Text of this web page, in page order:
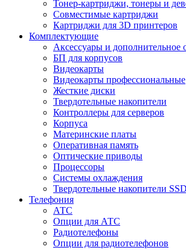
Тонер-картриджи, тонеры и
Совместимые картриджи
Картриджи для 3D принтеров
Комплектующие
Аксессуары и дополнительное
БП для корпусов
Видеокарты
Видеокарты профессиональные
Жесткие диски
Твердотельные накопители
Контроллеры для серверов
Корпуса
Материнские платы
Оперативная память
Оптические приводы
Процессоры
Системы охлаждения
Твердотельные накопители SSD
Телефония
АТС
Опции для АТС
Радиотелефоны
Опции для радиотелефонов